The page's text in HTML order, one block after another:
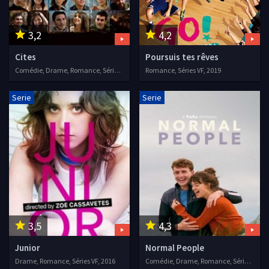
3,2
Cites
Comédie, Drame, Romance, Séries VF, 2015
4,2
Poursuis tes rêves
Romance, Séries VF, 2019
3,5
Serie
Junior
Drame, Romance, Séries VF, 2016
4,3
Serie
Normal People
Comédie, Drame, Romance, Séries VF, 2020